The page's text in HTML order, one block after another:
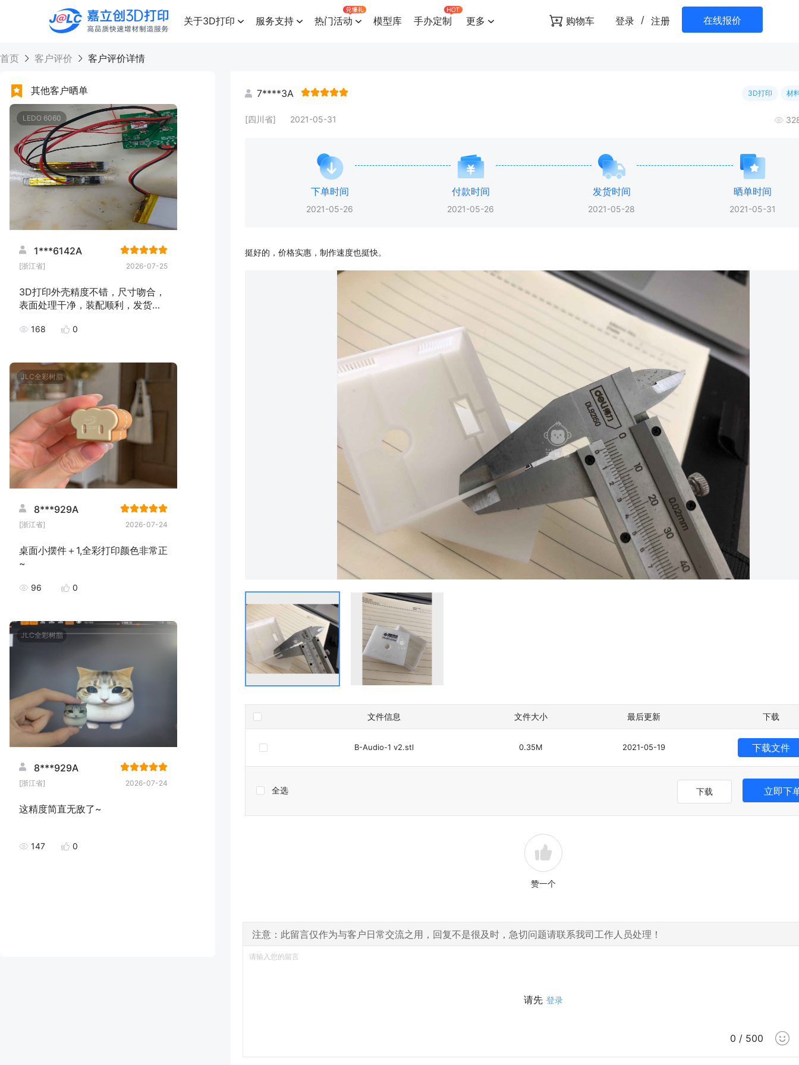
高品质快速增材制造服务
关于3D打印 服务支持 热门活动 模型库 手办定制 更多 购物车 登录 / 注册 在线报价
首页 客户评价 客户评价详情
其他客户晒单
LEDO 6060
1***6142A
[浙江省] 2026-07-25
3D打印外壳精度不错，尺寸吻合，
表面处理干净，装配顺利，发货速
168 0
JLC全彩树脂
8***929A
[浙江省] 2026-07-24
桌面小摆件＋1,全彩打印颜色非常正
~
96 0
JLC全彩树脂
8***929A
[浙江省] 2026-07-24
这精度简直无敌了~
147 0
7****3A 3D打印 材
[四川省] 2021-05-31
下单时间
2021-05-26
付款时间
2021-05-26
发货时间
2021-05-28
晒单时间
2021-05-31
挺好的，价格实惠，制作速度也挺快。
文件信息 文件大小 最后更新 下载
B-Audio-1 v2.stl 0.35M 2021-05-19 下载文件
全选 下载 立即下
赞一个
注意：此留言仅作为与客户日常交流之用，回复不是很及时，急切问题请联系我司工作人员处理！
0 / 500
请先 登录